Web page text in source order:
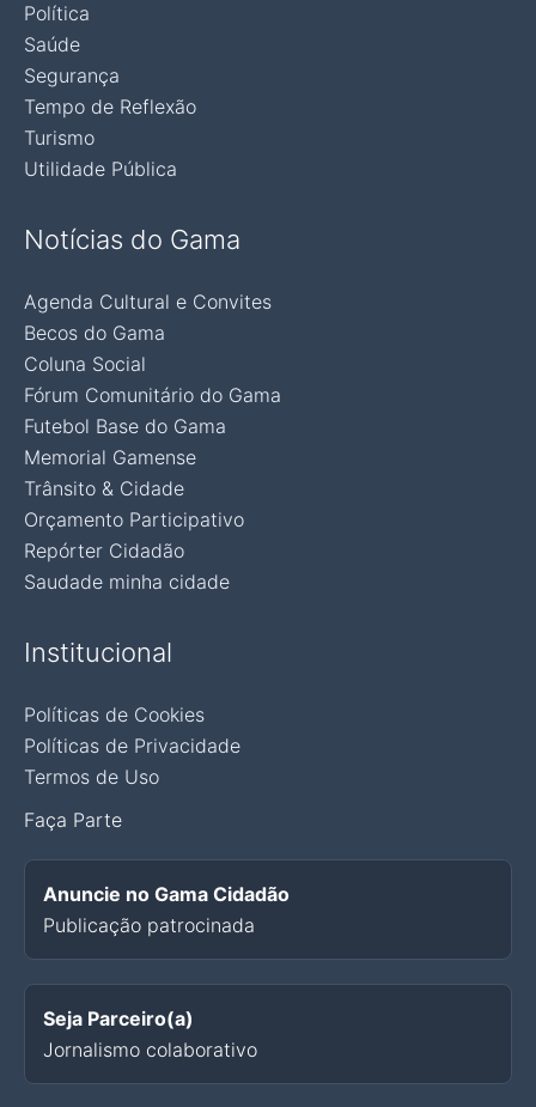
Política
Saúde
Segurança
Tempo de Reflexão
Turismo
Utilidade Pública
Notícias do Gama
Agenda Cultural e Convites
Becos do Gama
Coluna Social
Fórum Comunitário do Gama
Futebol Base do Gama
Memorial Gamense
Trânsito & Cidade
Orçamento Participativo
Repórter Cidadão
Saudade minha cidade
Institucional
Políticas de Cookies
Políticas de Privacidade
Termos de Uso
Faça Parte
Anuncie no Gama Cidadão
Publicação patrocinada
Seja Parceiro(a)
Jornalismo colaborativo